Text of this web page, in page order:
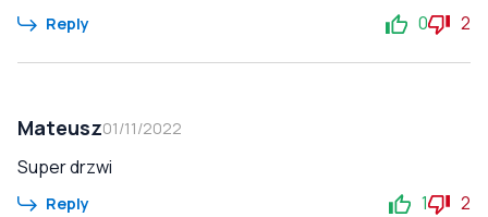
Reply 0 2
Mateusz01/11/2022
Super drzwi
Reply 1 2